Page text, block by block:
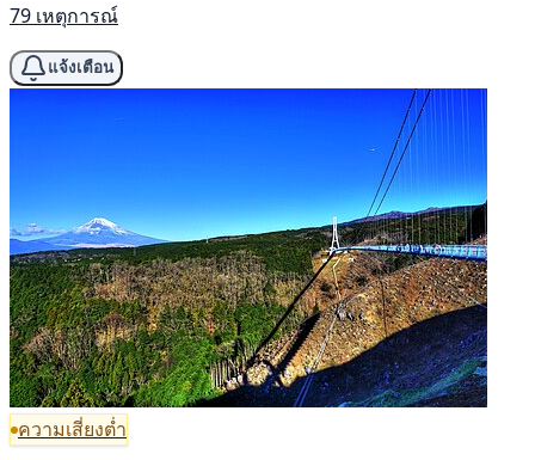
79 เหตุการณ์
แจ้งเตือน
ความเสี่ยงต่ำ